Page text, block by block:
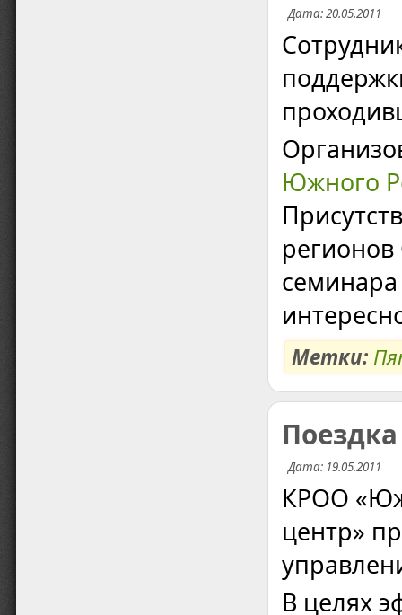
Дата: 20.05.2011
Южного
Метки:
Дата: 19.05.2011
КРОО
центр»
В целях